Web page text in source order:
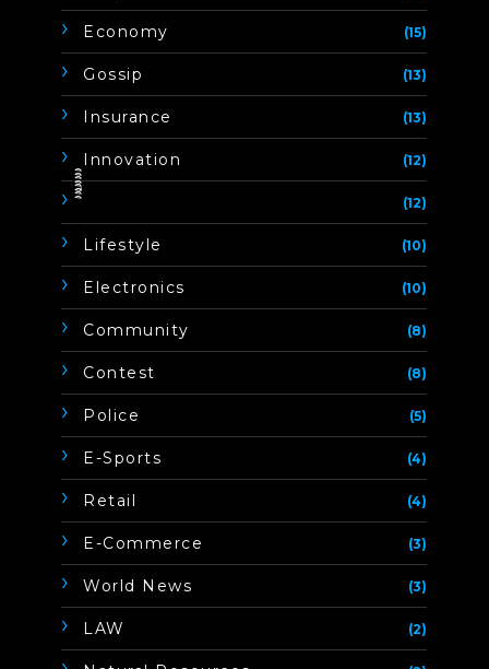
Economy (15)
Gossip (13)
Insurance (13)
Innovation (12)
(12)
Lifestyle (10)
Electronics (10)
Community (8)
Contest (8)
Police (5)
E-Sports (4)
Retail (4)
E-Commerce (3)
World News (3)
LAW (2)